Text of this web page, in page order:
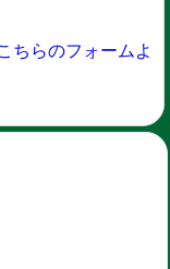
ちらのフォームよ